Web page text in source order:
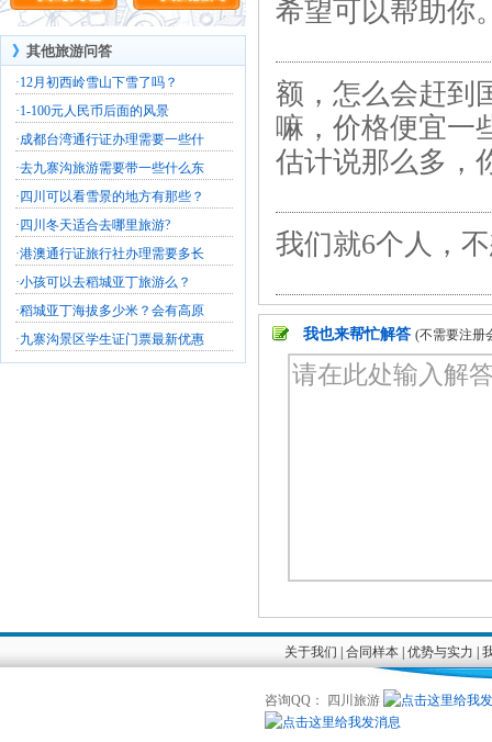
》 其他旅游问答
·12月初西岭雪山下雪了吗？
·1-100元人民币后面的风景
·成都台湾通行证办理需要一些什
·去九寨沟旅游需要带一些什么东
· 四川可以看雪景的地方有那些？
· 四川冬天适合去哪里旅游?
·港澳通行证旅行社办理需要多长
·小孩可以去稻城亚丁旅游么？
·稻城亚丁海拔多少米？会有高原
·九寨沟景区学生证门票最新优惠
希望可以帮助你
额，怎么会赶到
嘛，价格便宜一
估计说那么多，
我们就6个人，
我也来帮忙解答 (不需要注册
关于我们 合同样本| 优势与实力
咨询QQ： 四川旅游